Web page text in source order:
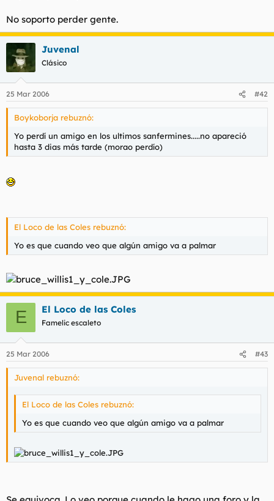
No soporto perder gente.
Juvenal
Clásico
25 Mar 2006 #42
Boykoborja rebuznó:
Yo perdí un amigo en los ultimos sanfermines.....no apareció
hasta 3 dias más tarde (morao perdío)
El Loco de las Coles rebuznó:
Yo es que cuando veo que algún amigo va a palmar
E El Loco de las Coles
Famelic escaleto
25 Mar 2006 #43
Juvenal rebuznó:
El Loco de las Coles rebuznó:
Yo es que cuando veo que algún amigo va a palmar